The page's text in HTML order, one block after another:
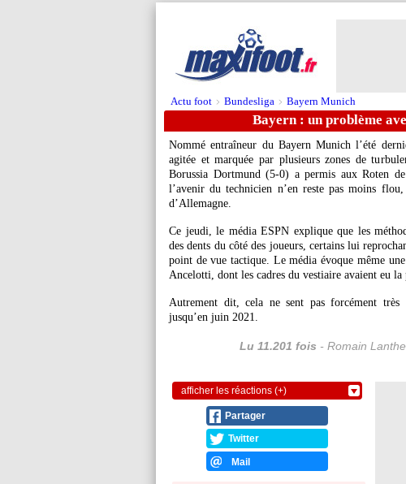
Actu foot > Bundesliga > Bayern Munich
Bayern : un problème
Nommé entraîneur du Bayern Munich l’été
agitée et marquée par plusieurs zones de
Borussia Dortmund (5-0) a permis aux Roten
l’avenir du technicien n’en reste pas moins
d’Allemagne.
Ce jeudi, le média ESPN explique que les
des dents du côté des joueurs, certains lui
point de vue tactique. Le média évoque même
Ancelotti, dont les cadres du vestiaire avaient eu
Autrement dit, cela ne sent pas forcément
jusqu’en juin 2021.
Lu 11.201 fois - Romain
afficher les réactions (+)
Partager
Twitter
Mail